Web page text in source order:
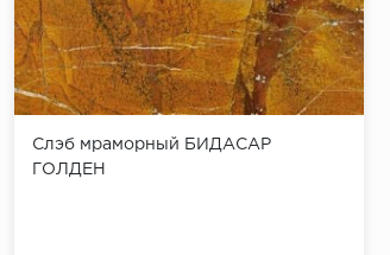
Слэб мраморный БИДАСАР
ГОЛДЕН